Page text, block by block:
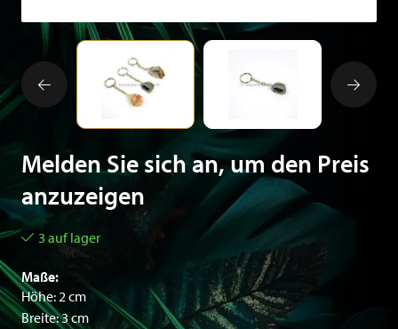
Melden Sie sich an, um den Preis
anzuzeigen
3 auf lager
Maße:
Höhe: 2 cm
Breite: 3 cm